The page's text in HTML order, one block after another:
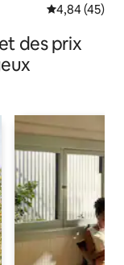
Note
4,84 (45)
des prix